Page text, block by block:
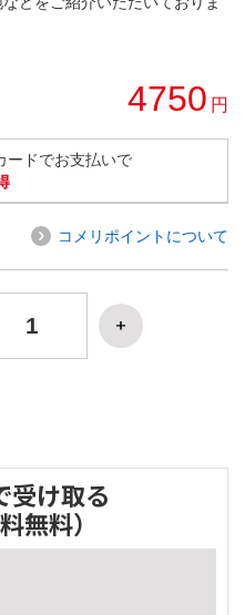
4750 円
ードでお支払いで
コメリポイントについて
受け取る
無料）